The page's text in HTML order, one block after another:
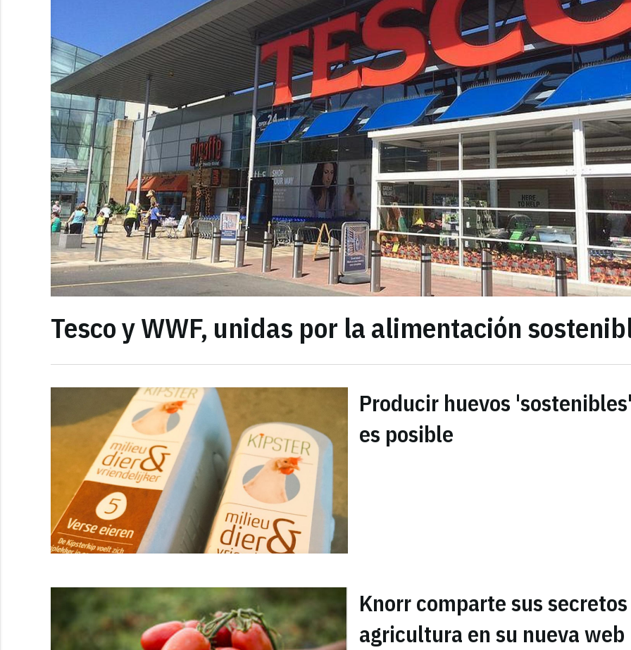
Tesco y WWF, unidas por la alimentación
Producir huevos
es posible
Knorr comparte sus
agricultura en su nueva web